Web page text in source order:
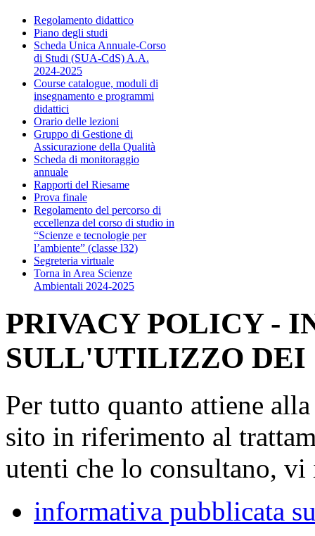
Regolamento didattico
Piano degli studi
Scheda Unica Annuale-Corso
di Studi (SUA-CdS) A.A.
2024-2025
Course catalogue, moduli di
insegnamento e programmi
didattici
Orario delle lezioni
Gruppo di Gestione di
Assicurazione della Qualità
Scheda di monitoraggio
annuale
Rapporti del Riesame
Prova finale
Regolamento del percorso di
eccellenza del corso di studio in
“Scienze e tecnologie per
l’ambiente” (classe l32)
Segreteria virtuale
Torna in Area Scienze
Ambientali 2024-2025
PRIVACY POLICY -
SULL'UTILIZZO DEI
Per tutto quanto attiene
sito in riferimento al
utenti che lo consultano,
informativa pubblicata